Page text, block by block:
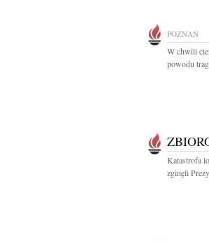
POZNAŃ
W chwili
powodu
Katastrofa
zginęli